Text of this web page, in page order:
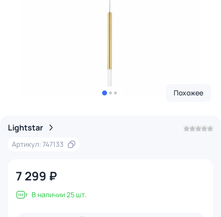
Похожее
Lightstar
Артикул: 747133
7 299 ₽
В наличии 25 шт.